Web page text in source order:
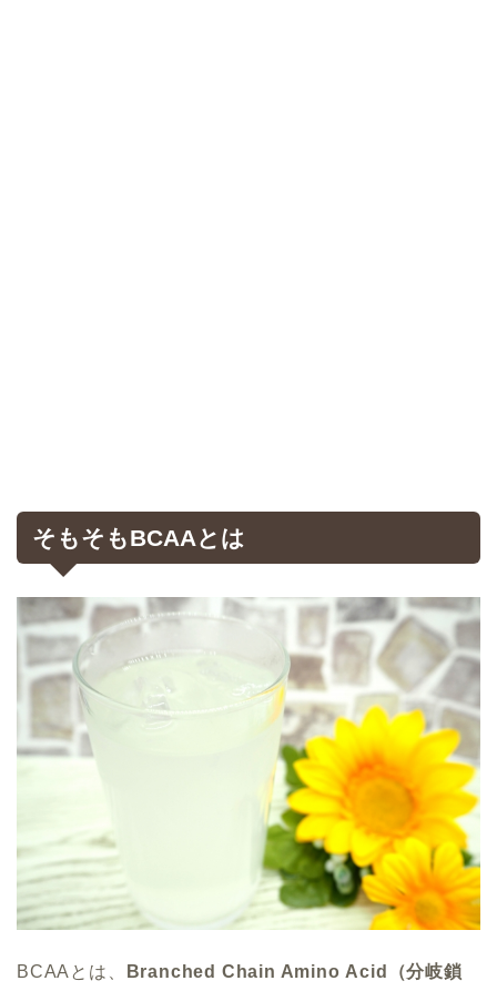
そもそもBCAAとは
BCAAとは、 Branched Chain Amino Acid（分岐鎖